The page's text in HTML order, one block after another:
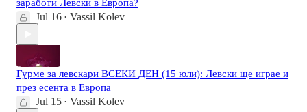
заработи Левски в Европа?
Jul 16 • Vassil Kolev
Гурме за левскари ВСЕКИ ДЕН (15 юли): Левски ще играе и
през есента в Европа
Jul 15 • Vassil Kolev